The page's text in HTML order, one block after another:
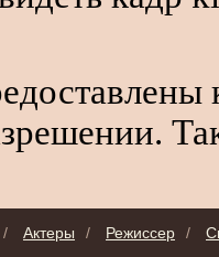
/ Актеры / Режиссер /